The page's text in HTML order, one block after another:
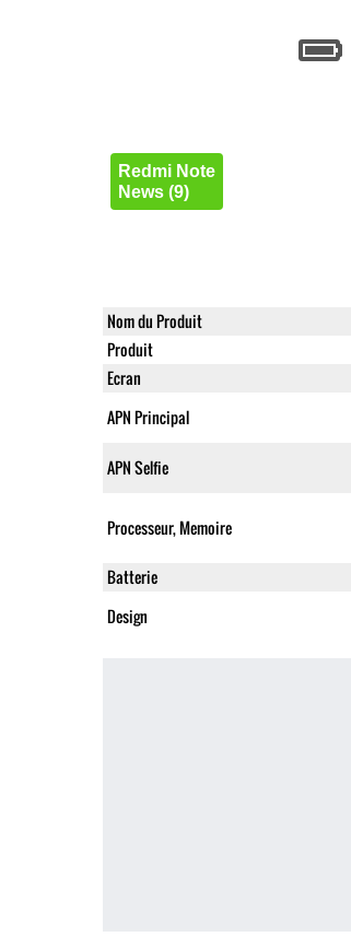
Redmi Note
News (9)
Nom du Produit
Produit
Ecran
APN Principal
APN Selfie
Processeur, Memoire
Batterie
Design